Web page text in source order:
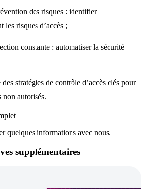
des risques : identifier
les risques d’accès ;
constante : automatiser la sécurité
stratégies de contrôle d’accès clés pour
non autorisés.
quelques informations avec nous.
supplémentaires